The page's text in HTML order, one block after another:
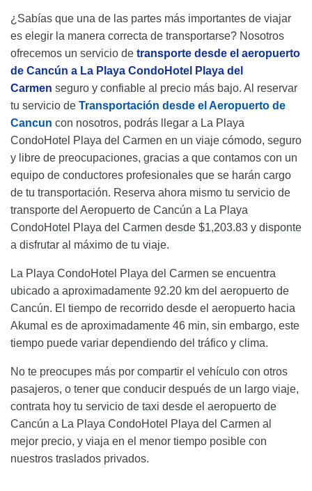
¿Sabías que una de las partes más importantes de viajar
es elegir la manera correcta de transportarse? Nosotros
ofrecemos un servicio de transporte desde el aeropuerto
de Cancún a La Playa CondoHotel Playa del
Carmen seguro y confiable al precio más bajo. Al reservar
tu servicio de Transportación desde el Aeropuerto de
Cancun con nosotros, podrás llegar a La Playa
CondoHotel Playa del Carmen en un viaje cómodo, seguro
y libre de preocupaciones, gracias a que contamos con un
equipo de conductores profesionales que se harán cargo
de tu transportación. Reserva ahora mismo tu servicio de
transporte del Aeropuerto de Cancún a La Playa
CondoHotel Playa del Carmen desde $1,203.83 y disponte
a disfrutar al máximo de tu viaje.
La Playa CondoHotel Playa del Carmen se encuentra
ubicado a aproximadamente 92.20 km del aeropuerto de
Cancún. El tiempo de recorrido desde el aeropuerto hacia
Akumal es de aproximadamente 46 min, sin embargo, este
tiempo puede variar dependiendo del tráfico y clima.
No te preocupes más por compartir el vehículo con otros
pasajeros, o tener que conducir después de un largo viaje,
contrata hoy tu servicio de taxi desde el aeropuerto de
Cancún a La Playa CondoHotel Playa del Carmen al
mejor precio, y viaja en el menor tiempo posible con
nuestros traslados privados.